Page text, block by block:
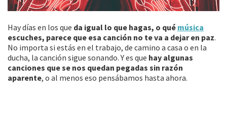
Hay días en los que da igual lo que hagas, o qué música
escuches, parece que esa canción no te va a dejar en paz.
No importa si estás en el trabajo, de camino a casa o en la
ducha, la canción sigue sonando. Y es que hay algunas
canciones que se nos quedan pegadas sin razón
aparente, o al menos eso pensábamos hasta ahora.